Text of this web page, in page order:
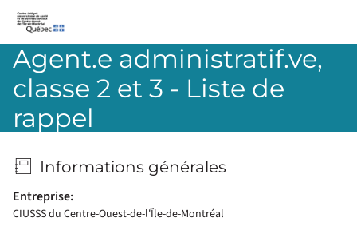
CIUSSS-du-Centre-Ouest-de-l’Île-de-Montréal
Agent.e administratif.ve,
classe 2 et 3 - Liste de
rappel
Informations générales
Entreprise:
CIUSSS du Centre-Ouest-de-l'Île-de-Montréal